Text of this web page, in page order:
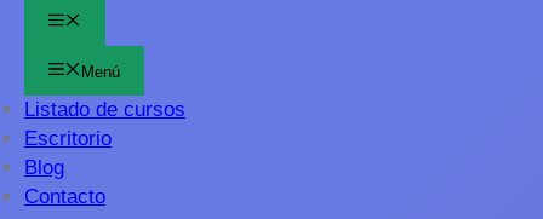
Menú
Listado de cursos
Escritorio
Blog
Contacto